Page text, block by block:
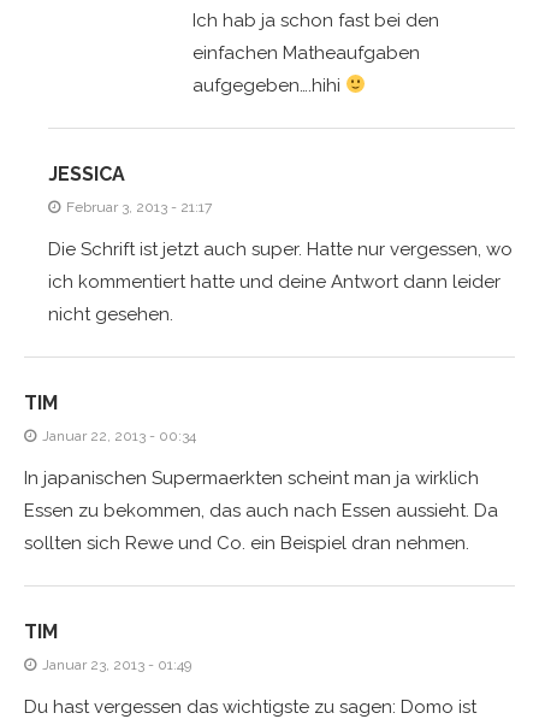
Ich hab ja schon fast bei den
einfachen Matheaufgaben
aufgegeben….hihi
JESSICA
Februar 3, 2013 - 21:17
Die Schrift ist jetzt auch super. Hatte nur vergessen, wo
ich kommentiert hatte und deine Antwort dann leider
nicht gesehen.
TIM
Januar 22, 2013 - 00:34
In japanischen Supermaerkten scheint man ja wirklich
Essen zu bekommen, das auch nach Essen aussieht. Da
sollten sich Rewe und Co. ein Beispiel dran nehmen.
TIM
Januar 23, 2013 - 01:49
Du hast vergessen das wichtigste zu sagen: Domo ist